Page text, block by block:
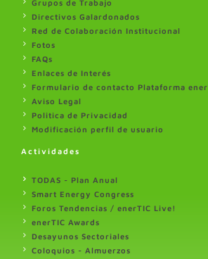
Grupos de Trabajo
Directivos Galardonados
Red de Colaboración Institucional
Fotos
FAQs
Enlaces de Interés
Formulario de contacto Plataforma
Aviso Legal
Politica de Privacidad
Modificación perfil de usuario
Actividades
TODAS - Plan Anual
Smart Energy Congress
Foros Tendencias / enerTIC Live!
enerTIC Awards
Desayunos Sectoriales
Coloquios - Almuerzos